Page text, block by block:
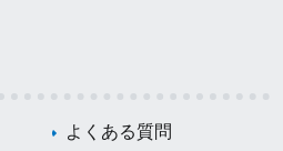
よくある質問